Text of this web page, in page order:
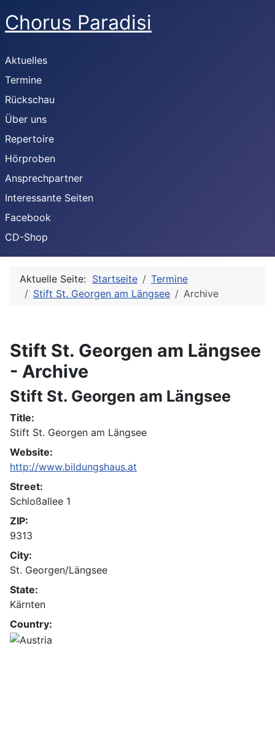
Chorus Paradisi
Aktuelles
Termine
Rückschau
Über uns
Repertoire
Hörproben
Ansprechpartner
Interessante Seiten
Facebook
CD-Shop
Aktuelle Seite: Startseite
Termine
Stift St. Georgen am Längsee
Archive
Stift St. Georgen am Längsee
- Archive
Stift St. Georgen am Längsee
Title:
Stift St. Georgen am Längsee
Website:
http://www.bildungshaus.at
Street:
Schloßallee 1
ZIP:
9313
City:
St. Georgen/Längsee
State:
Kärnten
Country: